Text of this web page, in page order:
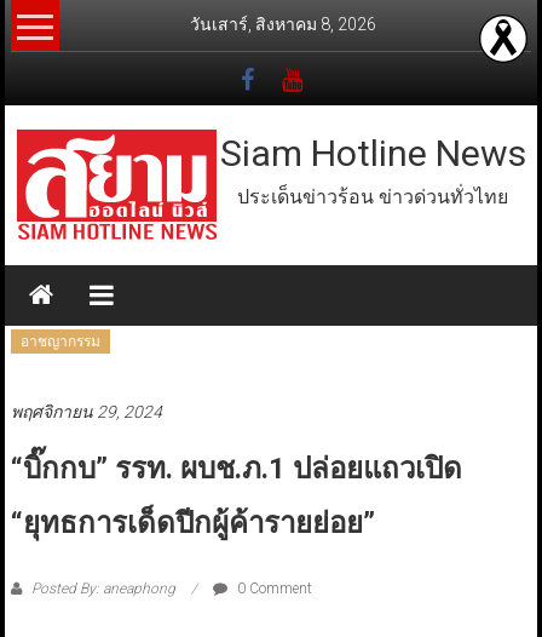
Skip
to
วันเสาร์, สิงหาคม 8, 2026
Siam Hotline News
ประเด็นข่าวร้อน ข่าวด่วนทั่วไทย
อาชญากรรม
พฤศจิกายน 29, 2024
“บิ๊กกบ” รรท. ผบช.ภ.1 ปล่อยแถวเปิด
“ยุทธการเด็ดปีกผู้ค้ารายย่อย”
Posted By: aneaphong 0 Comment